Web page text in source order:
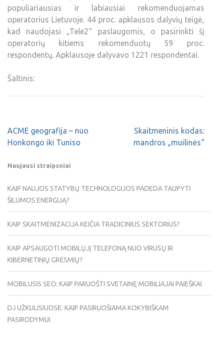
populiariausias ir labiausiai rekomenduojamas
operatorius Lietuvoje. 44 proc. apklausos dalyvių teigė,
kad naudojasi „Tele2“ paslaugomis, o pasirinkti šį
operatorių kitiems rekomenduotų 59 proc.
respondentų. Apklausoje dalyvavo 1221 respondentai.
Šaltinis:
ACME geografija – nuo
Honkongo iki Tuniso
Skaitmeninis kodas:
mandros „muilinės“
Naujausi straipsniai
KAIP NAUJOS STATYBŲ TECHNOLOGIJOS PADEDA TAUPYTI
ŠILUMOS ENERGIJĄ?
KAIP SKAITMENIZACIJA KEIČIA TRADICINIUS SEKTORIUS?
KAIP APSAUGOTI MOBILŲJĮ TELEFONĄ NUO VIRUSŲ IR
KIBERNETINIŲ GRĖSMIŲ?
MOBILUSIS SEO: KAIP PARUOŠTI SVETAINĘ MOBILIAJAI PAIEŠKAI
DJ UŽKULISIUOSE: KAIP PASIRUOŠIAMA KOKYBIŠKAM
PASIRODYMUI